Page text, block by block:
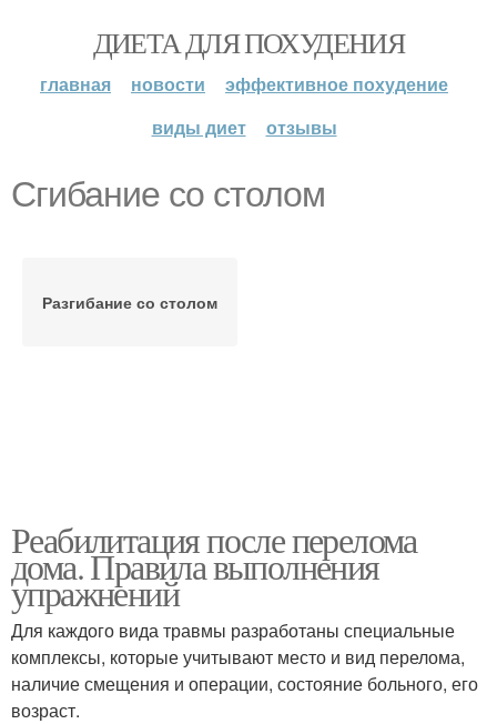
ДИЕТА ДЛЯ ПОХУДЕНИЯ
главная новости
эффективное похудение
виды диет
отзывы
Сгибание со столом
Разгибание со столом
Реабилитация после перелома
дома. Правила выполнения
упражнений
Для каждого вида травмы разработаны специальные
комплексы, которые учитывают место и вид перелома,
наличие смещения и операции, состояние больного, его
возраст.